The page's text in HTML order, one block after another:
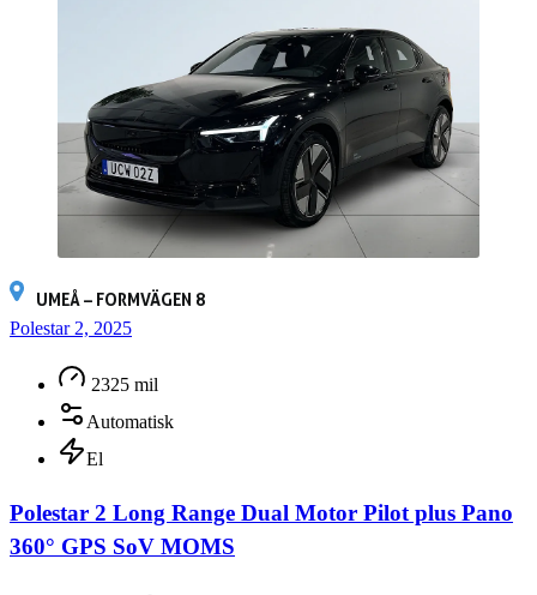
UMEÅ – FORMVÄGEN 8
Polestar 2, 2025
2325 mil
Automatisk
El
Polestar 2 Long Range Dual Motor Pilot plus Pano
360° GPS SoV MOMS